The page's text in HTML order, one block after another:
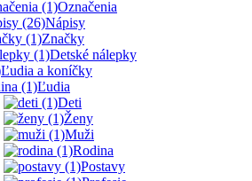
Označenia
Nápisy
Značky
Detské nálepky
Ľudia a koníčky
Ľudia
Deti
Ženy
Muži
Rodina
Postavy